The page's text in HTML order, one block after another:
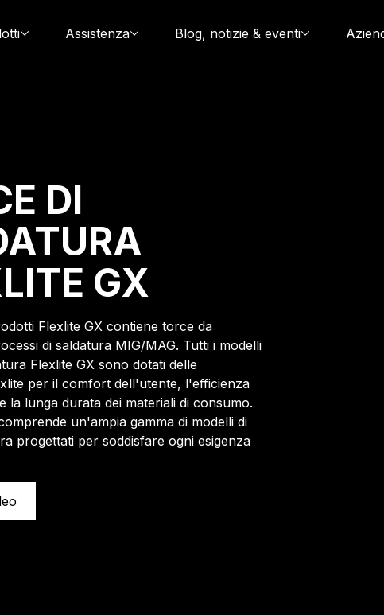
Assistenza Blog, notizie & eventi
DI
GX
Flexlite GX contiene torce da
di saldatura MIG/MAG. Tutti i modelli
Flexlite GX sono dotati delle
per il comfort dell'utente, l'efficienza
la lunga durata dei materiali di consumo.
un'ampia gamma di modelli di
progettati per soddisfare ogni esigenza